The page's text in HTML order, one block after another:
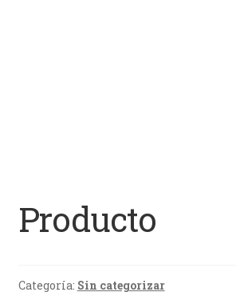
Producto
Categoría: Sin categorizar